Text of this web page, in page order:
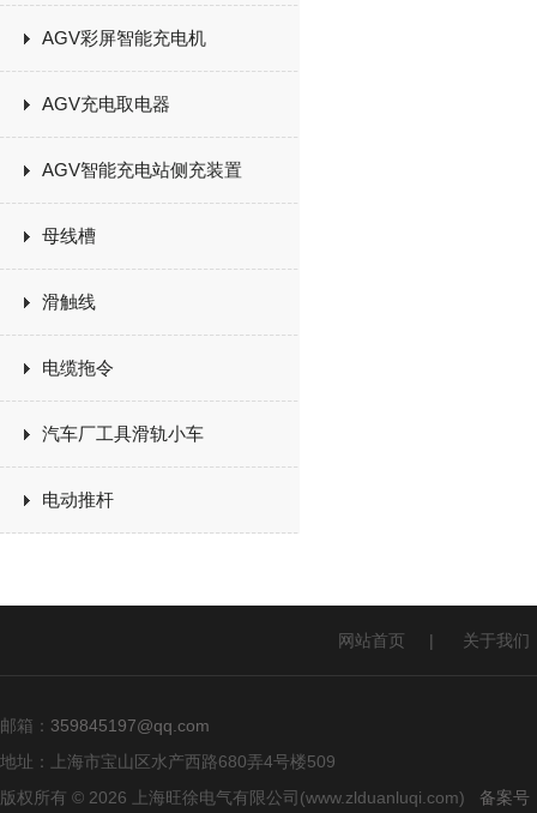
AGV彩屏智能充电机
AGV充电取电器
AGV智能充电站侧充装置
母线槽
滑触线
电缆拖令
汽车厂工具滑轨小车
电动推杆
网站首页 | 关于我们
邮箱： 359845197@qq.com
地址：上海市宝山区水产西路680弄4号楼509
版权所有 © 2026 上海旺徐电气有限公司(www.zlduanluqi.com) 备案号